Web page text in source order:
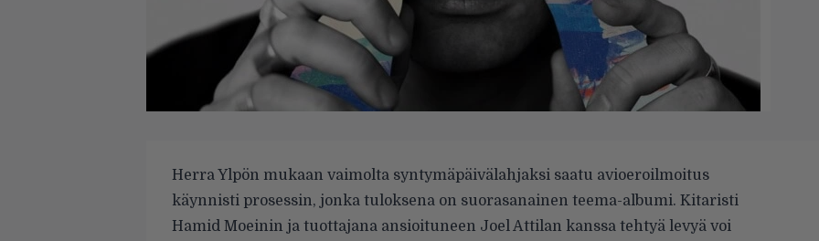
Herra Ylpön mukaan vaimolta syntymäpäivälahjaksi saatu avioeroilmoitus
käynnisti prosessin, jonka tuloksena on suorasanainen teema-albumi. Kitaristi
Hamid Moeinin ja tuottajana ansioituneen Joel Attilan kanssa tehtyä levyä voi